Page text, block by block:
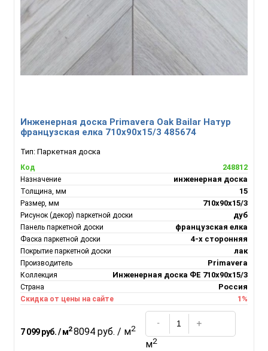
Инженерная доска Primavera Oak Bailar Натур
французская елка 710х90х15/3 485674
Тип: Паркетная доска
Код 248812
Назначение инженерная доска
Толщина, мм 15
Размер, мм 710х90х15/3
Рисунок (декор) паркетной доски дуб
Панель паркетной доски французская елка
Фаска паркетной доски 4-х сторонняя
Покрытие паркетной доски лак
Производитель Primavera
Коллекция Инженерная доска ФЕ 710х90х15/3
Страна Россия
Скидка от цены на сайте 1%
7 099 руб. / м28094 руб. / м2
м2